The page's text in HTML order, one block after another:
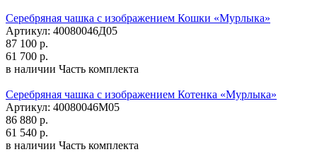
Серебряная чашка с изображением Кошки «Мурлыка»
Артикул: 40080046Д05
87 100 р.
61 700 р.
в наличии Часть комплекта
Серебряная чашка с изображением Котенка «Мурлыка»
Артикул: 40080046М05
86 880 р.
61 540 р.
в наличии Часть комплекта